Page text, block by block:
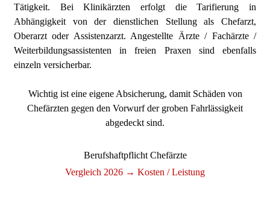
Tätigkeit. Bei Klinikärzten erfolgt die Tarifierung in
Abhängigkeit von der dienstlichen Stellung als Chefarzt,
Oberarzt oder Assistenzarzt. Angestellte Ärzte / Fachärzte /
Weiterbildungsassistenten in freien Praxen sind ebenfalls
einzeln versicherbar.
Wichtig ist eine eigene Absicherung, damit Schäden von
Chefärzten gegen den Vorwurf der groben Fahrlässigkeit
abgedeckt sind.
Berufshaftpflicht Chefärzte
Vergleich 2026 → Kosten / Leistung